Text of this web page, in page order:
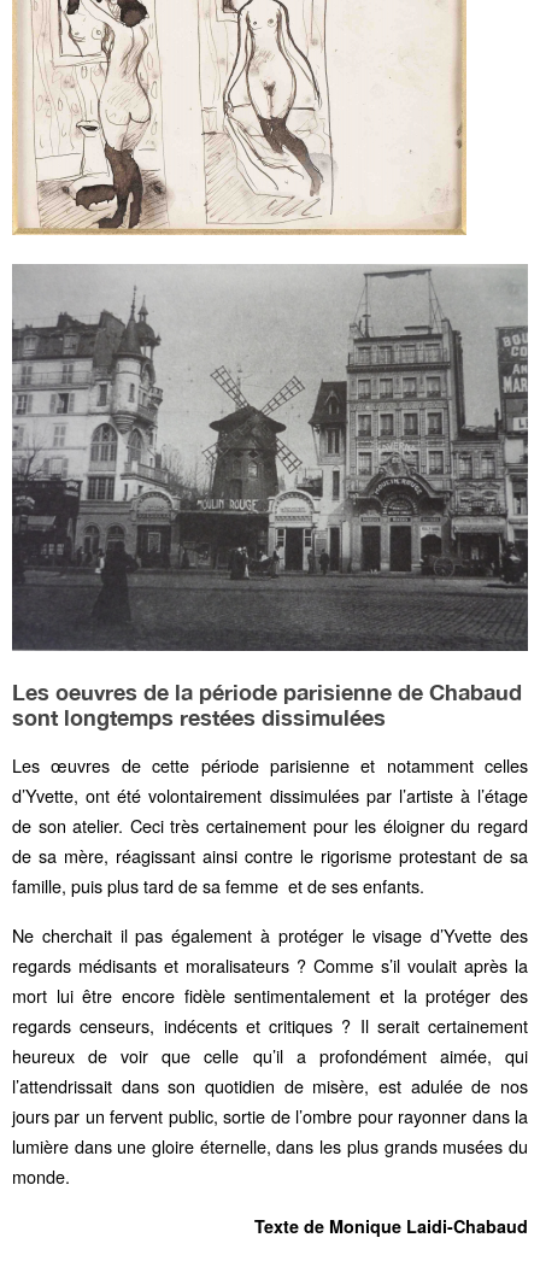
Les oeuvres de la période parisienne de Chabaud
sont longtemps restées dissimulées
Les œuvres de cette période parisienne et notamment celles
d’Yvette, ont été volontairement dissimulées par l’artiste à l’étage
de son atelier. Ceci très certainement pour les éloigner du regard
de sa mère, réagissant ainsi contre le rigorisme protestant de sa
famille, puis plus tard de sa femme et de ses enfants.
Ne cherchait il pas également à protéger le visage d’Yvette des
regards médisants et moralisateurs ? Comme s’il voulait après la
mort lui être encore fidèle sentimentalement et la protéger des
regards censeurs, indécents et critiques ? Il serait certainement
heureux de voir que celle qu’il a profondément aimée, qui
l’attendrissait dans son quotidien de misère, est adulée de nos
jours par un fervent public, sortie de l’ombre pour rayonner dans la
lumière dans une gloire éternelle, dans les plus grands musées du
monde.
Texte de Monique Laidi-Chabaud